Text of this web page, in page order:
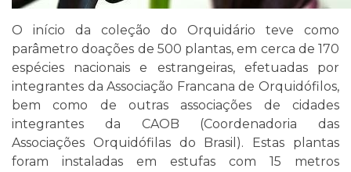
O início da coleção do Orquidário teve como
parâmetro doações de 500 plantas, em cerca de 170
espécies nacionais e estrangeiras, efetuadas por
integrantes da Associação Francana de Orquidófilos,
bem como de outras associações de cidades
integrantes da CAOB (Coordenadoria das
Associações Orquidófilas do Brasil). Estas plantas
foram instaladas em estufas com 15 metros